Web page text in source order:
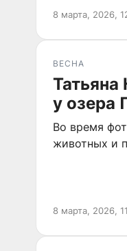
8 марта, 2026,
ВЕСНА
у озера
Во время
животных и
8 марта, 2026,